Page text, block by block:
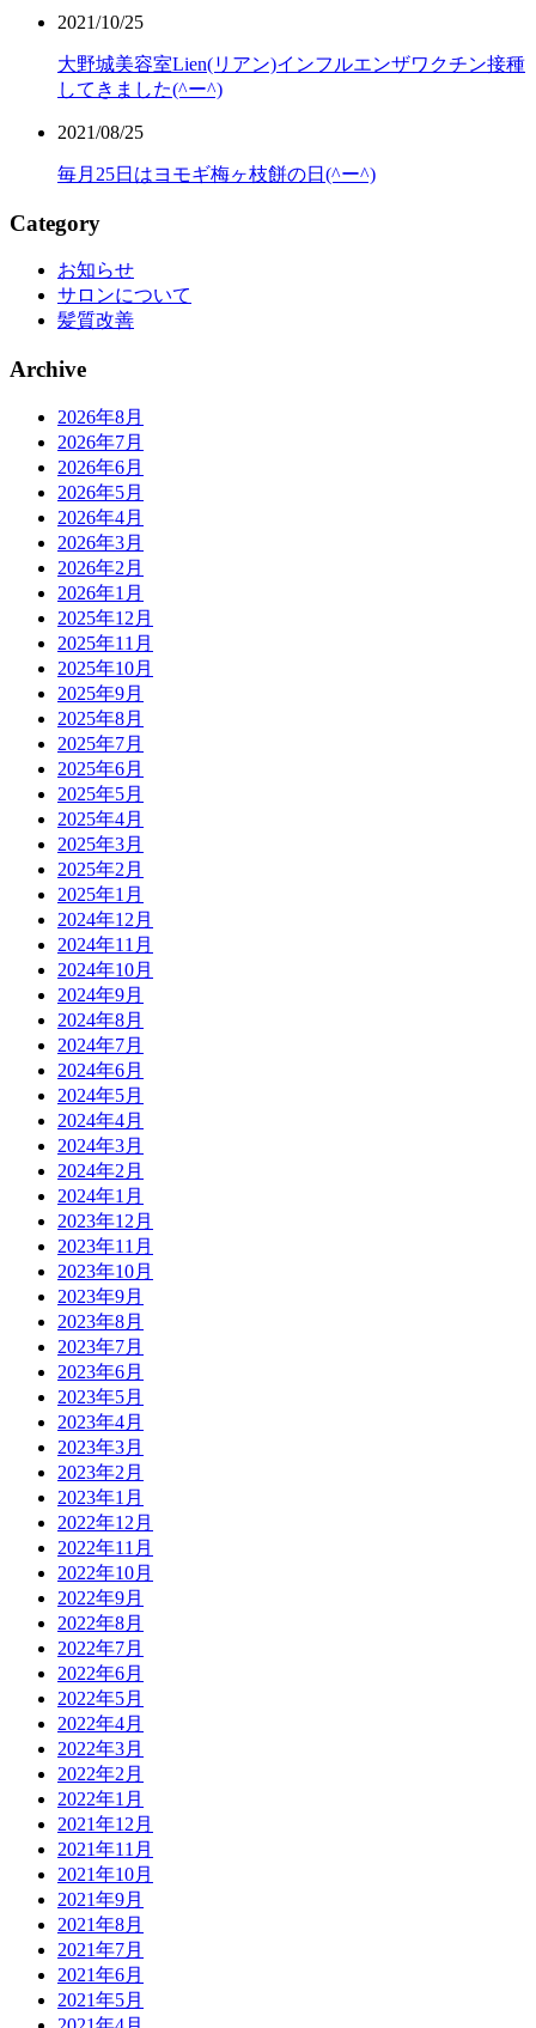
2021/10/25
大野城美容室Lien(リアン)インフルエンザワクチン接種
してきました(^ー^)
2021/08/25
毎月25日はヨモギ梅ヶ枝餅の日(^ー^)
Category
お知らせ
サロンについて
髪質改善
Archive
2026年8月
2026年7月
2026年6月
2026年5月
2026年4月
2026年3月
2026年2月
2026年1月
2025年12月
2025年11月
2025年10月
2025年9月
2025年8月
2025年7月
2025年6月
2025年5月
2025年4月
2025年3月
2025年2月
2025年1月
2024年12月
2024年11月
2024年10月
2024年9月
2024年8月
2024年7月
2024年6月
2024年5月
2024年4月
2024年3月
2024年2月
2024年1月
2023年12月
2023年11月
2023年10月
2023年9月
2023年8月
2023年7月
2023年6月
2023年5月
2023年4月
2023年3月
2023年2月
2023年1月
2022年12月
2022年11月
2022年10月
2022年9月
2022年8月
2022年7月
2022年6月
2022年5月
2022年4月
2022年3月
2022年2月
2022年1月
2021年12月
2021年11月
2021年10月
2021年9月
2021年8月
2021年7月
2021年6月
2021年5月